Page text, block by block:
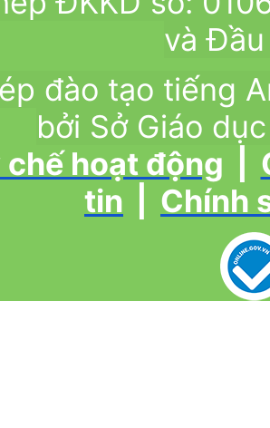
và
đào tạo tiếng
bởi Sở Giáo
chế hoạt động
tin
Chính